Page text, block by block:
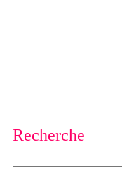
Recherche